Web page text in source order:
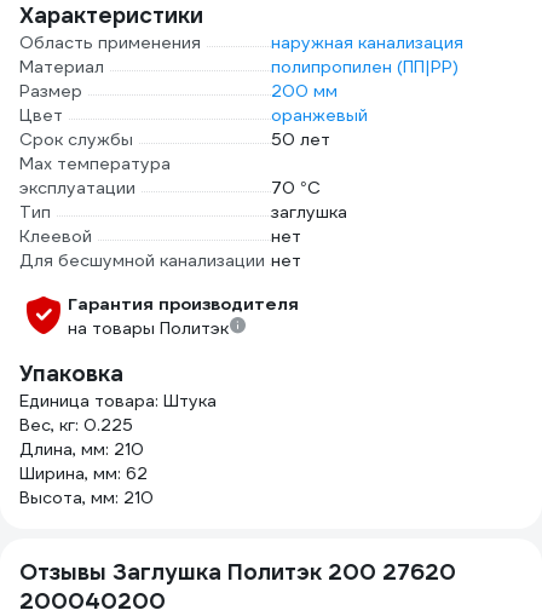
Характеристики
Область применения
наружная канализация
Материал
полипропилен (ПП|PP)
Размер
200 мм
Цвет
оранжевый
Срок службы
50 лет
Max температура
эксплуатации
70 °С
Тип
заглушка
Клеевой
нет
Для бесшумной канализации нет
Гарантия производителя
на товары Политэк
Упаковка
Единица товара: Штука
Вес, кг: 0.225
Длина, мм: 210
Ширина, мм: 62
Высота, мм: 210
Отзывы Заглушка Политэк 200 27620
200040200